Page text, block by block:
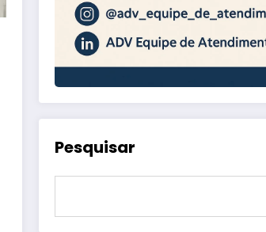
Pesquisar